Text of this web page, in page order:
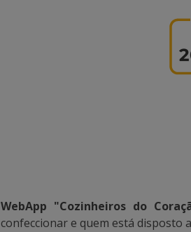
WebApp "Cozinheiros do
confeccionar e quem está disposto